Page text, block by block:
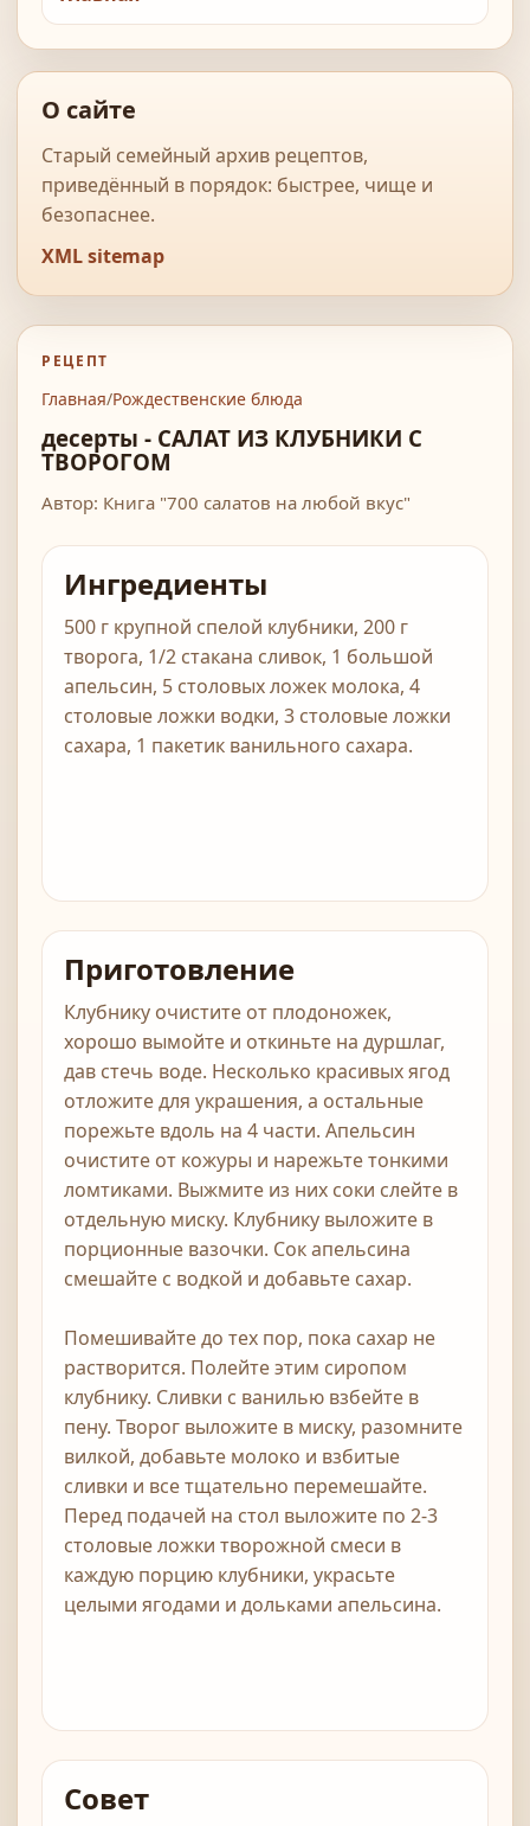
О сайте
Старый семейный архив рецептов,
приведённый в порядок: быстрее, чище и
безопаснее.
XML sitemap
РЕЦЕПТ
Главная/Рождественские блюда
десерты - САЛАТ ИЗ КЛУБНИКИ С
ТВОРОГОМ
Автор: Книга "700 салатов на любой вкус"
Ингредиенты
500 г крупной спелой клубники, 200 г
творога, 1/2 стакана сливок, 1 большой
апельсин, 5 столовых ложек молока, 4
столовые ложки водки, 3 столовые ложки
сахара, 1 пакетик ванильного сахара.
Приготовление
Клубнику очистите от плодоножек,
хорошо вымойте и откиньте на дуршлаг,
дав стечь воде. Несколько красивых ягод
отложите для украшения, а остальные
порежьте вдоль на 4 части. Апельсин
очистите от кожуры и нарежьте тонкими
ломтиками. Выжмите из них соки слейте в
отдельную миску. Клубнику выложите в
порционные вазочки. Сок апельсина
смешайте с водкой и добавьте сахар.
Помешивайте до тех пор, пока сахар не
растворится. Полейте этим сиропом
клубнику. Сливки с ванилью взбейте в
пену. Творог выложите в миску, разомните
вилкой, добавьте молоко и взбитые
сливки и все тщательно перемешайте.
Перед подачей на стол выложите по 2-3
столовые ложки творожной смеси в
каждую порцию клубники, украсьте
целыми ягодами и дольками апельсина.
Совет